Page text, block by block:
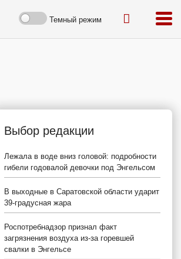
Темный режим
Выбор редакции
Лежала в воде вниз головой: подробности
гибели годовалой девочки под Энгельсом
В выходные в Саратовской области ударит
39-градусная жара
Роспотребнадзор признал факт
загрязнения воздуха из-за горевшей
свалки в Энгельсе